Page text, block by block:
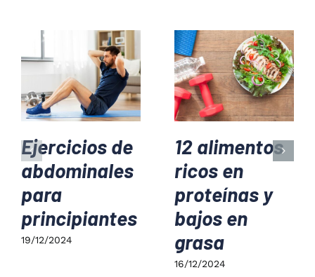
Ejercicios de
abdominales
para
principiantes
19/12/2024
12 alimentos
ricos en
proteínas y
bajos en
grasa
16/12/2024